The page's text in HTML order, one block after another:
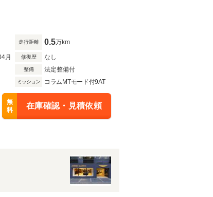
走行距離 0.5万km
月 修復歴 なし
整備 法定整備付
ミッション コラムMTモード付9AT
無
料
在庫確認・見積依頼